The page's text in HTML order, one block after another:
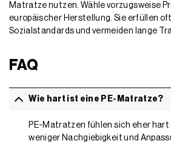
Matratze nutzen. Wähle vorzugsweise
europäischer Herstellung. Sie erfüllen
Sozialstandards und vermeiden lange
FAQ
Wie hart ist eine PE-Matratze?
PE-Matratzen fühlen sich eher hart
weniger Nachgiebigkeit und